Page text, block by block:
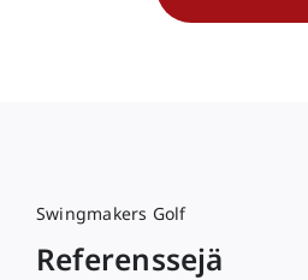
Swingmakers Golf
Referenssejä